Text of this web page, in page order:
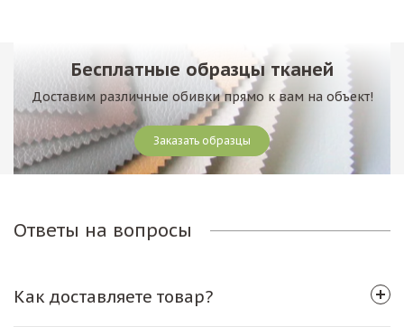
Бесплатные образцы тканей
Доставим различные обивки прямо к вам на объект!
Заказать образцы
Ответы на вопросы
Как доставляете товар?